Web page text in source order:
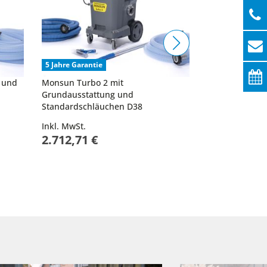
5 Jahre Garantie
Monsun Turbo 2 mit
Grundausstattung und
Standardschläuchen D38
2.712,71 €
Inkl. MwSt.
5 Jahre
Monsun